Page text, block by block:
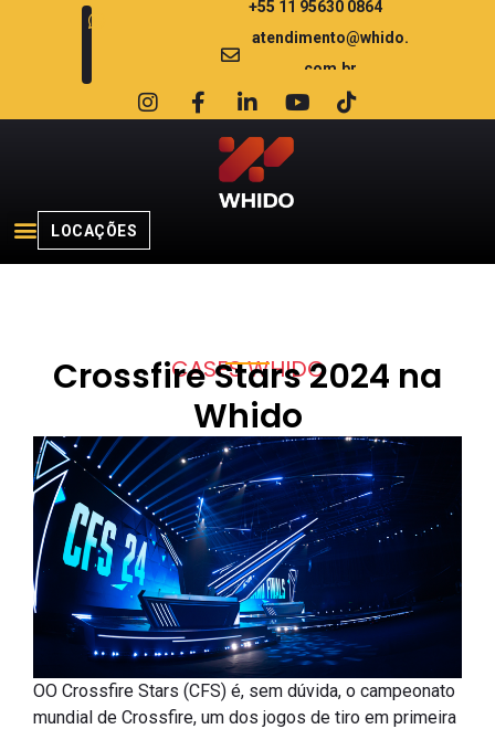
+55 11 95630 0864
atendimento@whido.
com.br
LOCAÇÕES
CASES WHIDO
Crossfire Stars 2024 na
Whido
OO Crossfire Stars (CFS) é, sem dúvida, o campeonato
mundial de Crossfire, um dos jogos de tiro em primeira